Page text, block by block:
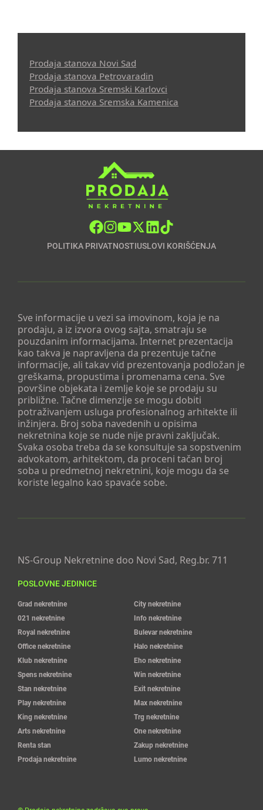
Prodaja stanova Novi Sad
Prodaja stanova Petrovaradin
Prodaja stanova Sremski Karlovci
Prodaja stanova Sremska Kamenica
POLITIKA PRIVATNOSTIUSLOVI KORIŠĆENJA
Sve informacije u vezi sa imovinom, koja je na
prodaju, a iz izvora ovog sajta, smatraju se
pouzdanim informacijama. Internet prezentacija
kao takva je napravljena da prezentuje tačne
informacije, ali takav vid prezentovanja podložan je
greškama, propustima i promenama cena. Sve
površine objekata i zemlje koje se prodaju su
približne. Tačne dimenzije se mogu dobiti
potraživanjem usluga profesionalnog arhitekte ili
inžinjera. Broj soba navedenih u opisima
nekretnina koje se nude nije pravni zaključak.
Svaka osoba treba da se konsultuje sa sopstvenim
advokatom, arhitektom, da proceni tačan broj
soba u predmetnoj nekretnini, koje mogu da se
koriste legalno kao spavaće sobe.
NS-Group Nekretnine doo Novi Sad, Reg.br. 711
POSLOVNE JEDINICE
Grad nekretnine
City nekretnine
021 nekretnine
Info nekretnine
Royal nekretnine
Bulevar nekretnine
Office nekretnine
Halo nekretnine
Klub nekretnine
Eho nekretnine
Spens nekretnine
Win nekretnine
Stan nekretnine
Exit nekretnine
Play nekretnine
Max nekretnine
King nekretnine
Trg nekretnine
Arts nekretnine
One nekretnine
Renta stan
Zakup nekretnine
Prodaja nekretnine
Lumo nekretnine